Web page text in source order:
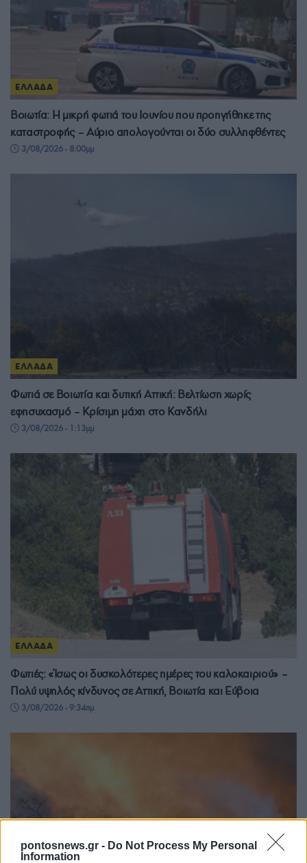
pontosnews.gr - Do Not Process My Personal
Information
ΕΛΛΑΔΑ
Βοιωτία: Η μικρή φωτιά του Ιουνίου που προηγήθηκε της
καταστροφής – Αύριο απολογούνται οι δύο συλληφθέντες
3/08/2026 - 8:00μμ
ΕΛΛΑΔΑ
Φωτιά σε Βοιωτία και δυτική Αττική: Βελτίωση χωρίς
εφησυχασμό – Κρίσιμη μάχη στο Κανδήλι
3/08/2026 - 1:13μμ
ΕΛΛΑΔΑ
Φωτιές: «Ίσως οι δυσκολότερες ημέρες του καλοκαιριού» –
Πολύ υψηλός κίνδυνος σε Αττική, Βοιωτία και Εύβοια
3/08/2026 - 9:34πμ